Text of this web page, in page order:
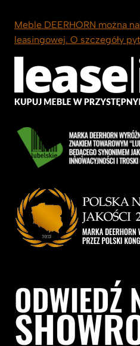
Meble DEERHORN można
leasingowej. O szczegóły